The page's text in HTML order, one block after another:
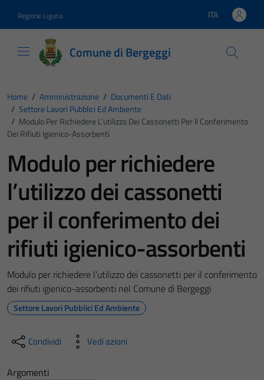
Regione Liguria Lingua attiva:
ITA
Comune di Bergeggi
Home / Amministrazione / Documenti E Dati
/ Settore Lavori Pubblici Ed Ambiente
/ Modulo Per Richiedere L’utilizzo Dei Cassonetti Per Il Conferimento
Dei Rifiuti Igienico-Assorbenti
Modulo per richiedere
l’utilizzo dei cassonetti
per il conferimento dei
rifiuti igienico-assorbenti
Modulo per richiedere l’utilizzo dei cassonetti per il conferimento
dei rifiuti igienico-assorbenti nel Comune di Bergeggi
Settore Lavori Pubblici Ed Ambiente
Condividi Vedi azioni
Argomenti